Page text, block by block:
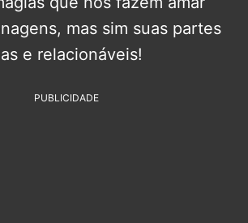
mas sim suas partes
e relacionáveis!
PUBLICIDADE